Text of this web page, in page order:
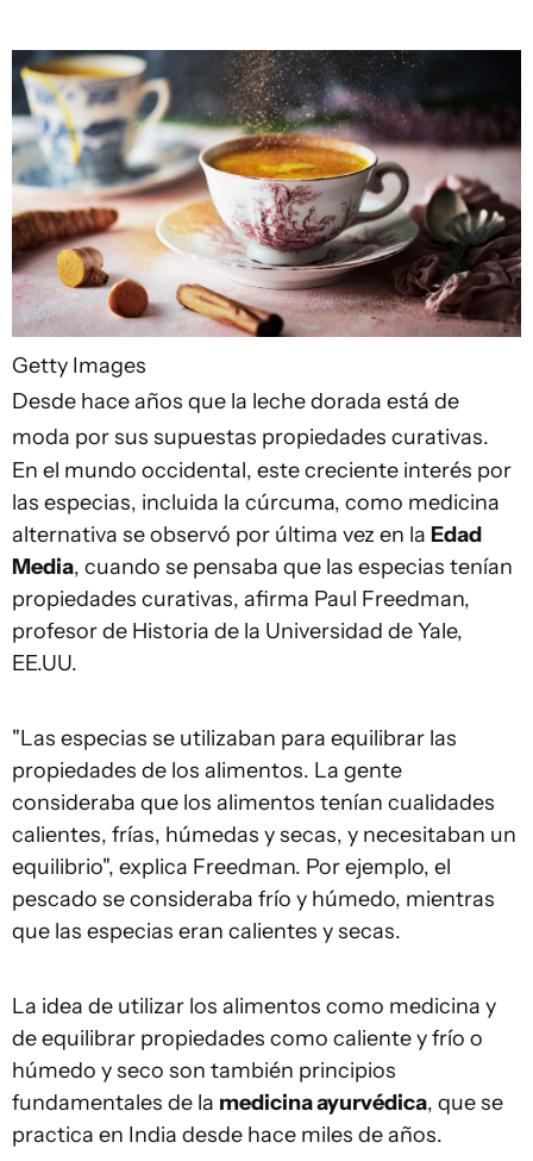
Getty Images
Desde hace años que la leche dorada está de
moda por sus supuestas propiedades curativas.
En el mundo occidental, este creciente interés por
las especias, incluida la cúrcuma, como medicina
alternativa se observó por última vez en la Edad
Media, cuando se pensaba que las especias tenían
propiedades curativas, afirma Paul Freedman,
profesor de Historia de la Universidad de Yale,
EE.UU.
"Las especias se utilizaban para equilibrar las
propiedades de los alimentos. La gente
consideraba que los alimentos tenían cualidades
calientes, frías, húmedas y secas, y necesitaban un
equilibrio", explica Freedman. Por ejemplo, el
pescado se consideraba frío y húmedo, mientras
que las especias eran calientes y secas.
La idea de utilizar los alimentos como medicina y
de equilibrar propiedades como caliente y frío o
húmedo y seco son también principios
fundamentales de la medicina ayurvédica, que se
practica en India desde hace miles de años.